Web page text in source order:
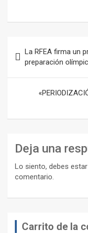
de
entradas
La RFEA firma un
preparación
Deja una
Lo siento, debes estar
comentario.
Carrito de la